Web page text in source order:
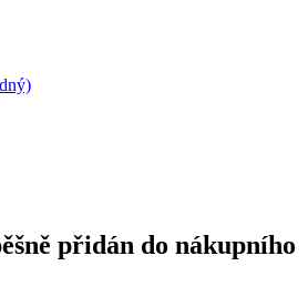
přidán do nákupního